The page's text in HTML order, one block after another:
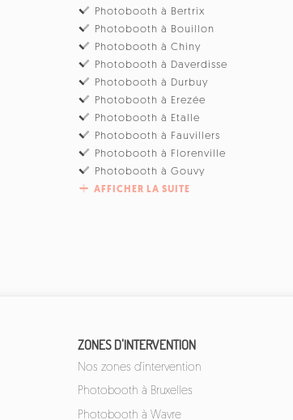
Photobooth à Bertrix
Photobooth à Bouillon
Photobooth à Chiny
Photobooth à Daverdisse
Photobooth à Durbuy
Photobooth à Erezée
Photobooth à Etalle
Photobooth à Fauvillers
Photobooth à Florenville
Photobooth à Gouvy
AFFICHER LA SUITE
ZONES D'INTERVENTION
Nos zones d'intervention
Photobooth à Bruxelles
Photobooth à Wavre